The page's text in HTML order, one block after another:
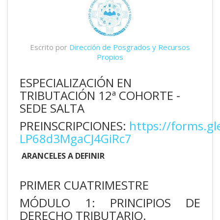
Escrito por Dirección de Posgrados y Recursos
Propios
ESPECIALIZACIÓN EN
TRIBUTACIÓN 12ª COHORTE -
SEDE SALTA
PREINSCRIPCIONES: https://
LP68d3MgaCJ4GiRc7
ARANCELES A DEFINIR
PRIMER CUATRIMESTRE
MÓDULO 1: PRINCIPIOS DE
DERECHO TRIBUTARIO.